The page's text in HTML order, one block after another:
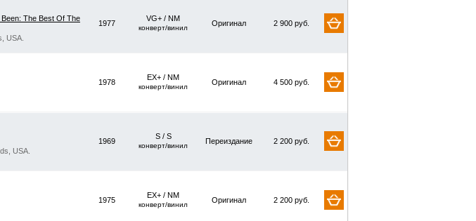
The Best Of The
USA.
1977
VG+ / NM
конверт/винил
Оригинал 2 900 руб.
1978
EX+ / NM
конверт/винил
Оригинал 4 500 руб.
USA.
1969
S / S
конверт/винил
Переиздание 2 200 руб.
1975
EX+ / NM
конверт/винил
Оригинал 2 200 руб.